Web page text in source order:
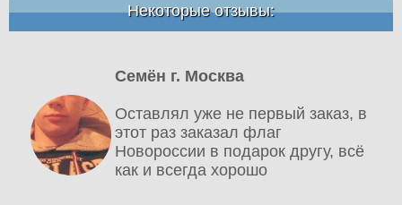
Некоторые отзывы:
Семён г. Москва
Оставлял уже не первый заказ, в
этот раз заказал флаг
Новороссии в подарок другу, всё
как и всегда хорошо